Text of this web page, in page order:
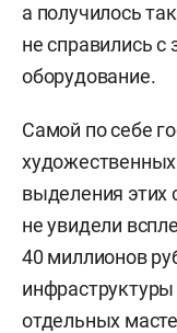
а получилось
не справились с
оборудование.
Самой по себе
выделения этих
не увидели
40 миллионов
отдельных